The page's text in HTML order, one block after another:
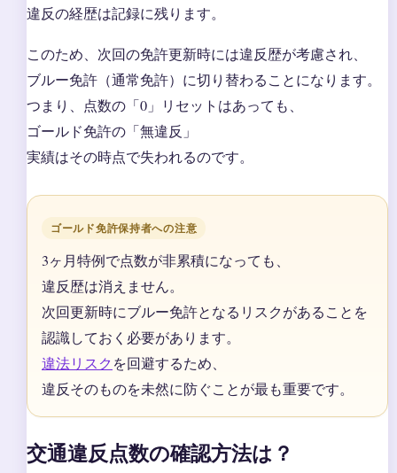
違反の経歴は記録に残ります。
このため、次回の免許更新時には違反歴が考慮され、
ブルー免許（通常免許）に切り替わることになります。
つまり、点数の「0」リセットはあっても、
ゴールド免許の「無違反」
実績はその時点で失われるのです。
ゴールド免許保持者への注意
3ヶ月特例で点数が非累積になっても、
違反歴は消えません。
次回更新時にブルー免許となるリスクがあることを
認識しておく必要があります。
違法リスク を回避するため、
違反そのものを未然に防ぐことが最も重要です。
交通違反点数の確認方法は？